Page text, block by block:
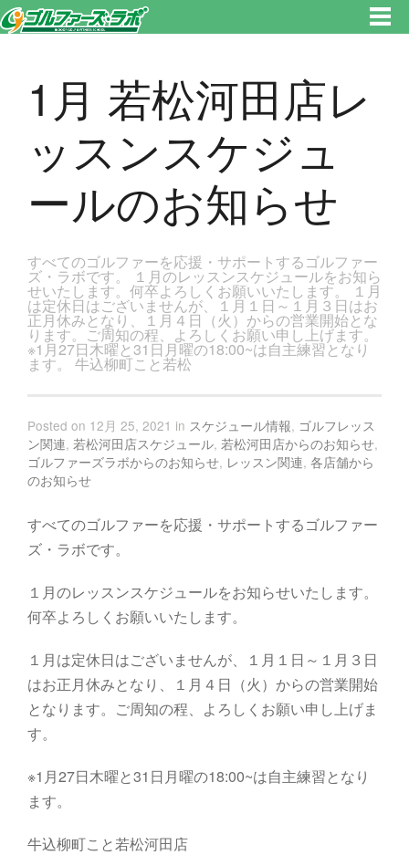
す。新宿区、若松河田で気軽にゴルフレッスン！
1月 若松河田店レ
ッスンスケジュ
ールのお知らせ
すべてのゴルファーを応援・サポートするゴルファー
ズ・ラボです。 １月のレッスンスケジュールをお知ら
せいたします。何卒よろしくお願いいたします。 １月
は定休日はございませんが、１月１日～１月３日はお
正月休みとなり、１月４日（火）からの営業開始とな
ります。ご周知の程、よろしくお願い申し上げます。
※1月27日木曜と31日月曜の18:00~は自主練習となり
ます。 牛込柳町こと若松
Posted on 12月 25, 2021 in スケジュール情報, ゴルフレッス
ン関連, 若松河田店スケジュール, 若松河田店からのお知らせ,
ゴルファーズラボからのお知らせ, レッスン関連, 各店舗から
のお知らせ
すべてのゴルファーを応援・サポートするゴルファー
ズ・ラボです。
１月のレッスンスケジュールをお知らせいたします。
何卒よろしくお願いいたします。
１月は定休日はございませんが、１月１日～１月３日
はお正月休みとなり、１月４日（火）からの営業開始
となります。ご周知の程、よろしくお願い申し上げま
す。
※1月27日木曜と31日月曜の18:00~は自主練習となり
ます。
牛込柳町こと若松河田店